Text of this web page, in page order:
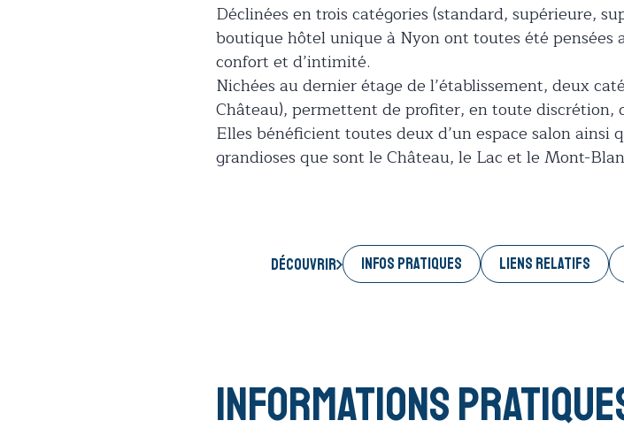
Déclinées en trois catégories (standard, supérieure,
boutique hôtel unique à Nyon ont toutes été
confort et d’intimité.
Nichées au dernier étage de l’établissement, deux
Château), permettent de profiter, en toute
Elles bénéficient toutes deux d’un espace salon ainsi
grandioses que sont le Château, le Lac et le Mont-
Découvrir INFOS PRATIQUES LIENS RELATIFS
Informations